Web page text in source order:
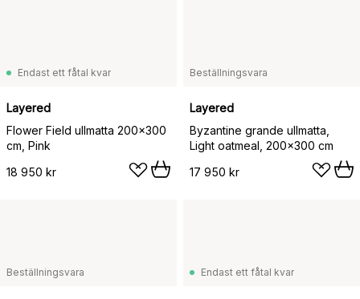
Endast ett fåtal kvar
Layered
Flower Field ullmatta 200x300
cm, Pink
18 950 kr
Beställningsvara
Layered
Byzantine grande ullmatta,
Light oatmeal, 200x300 cm
17 950 kr
Beställningsvara Endast ett fåtal kvar